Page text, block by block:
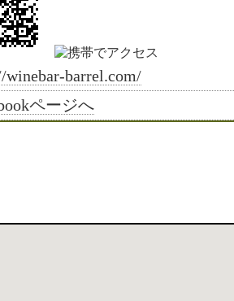
winebar-barrel.com/
ページへ